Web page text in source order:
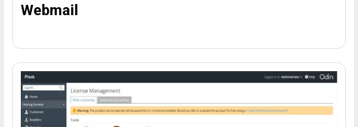
Webmail